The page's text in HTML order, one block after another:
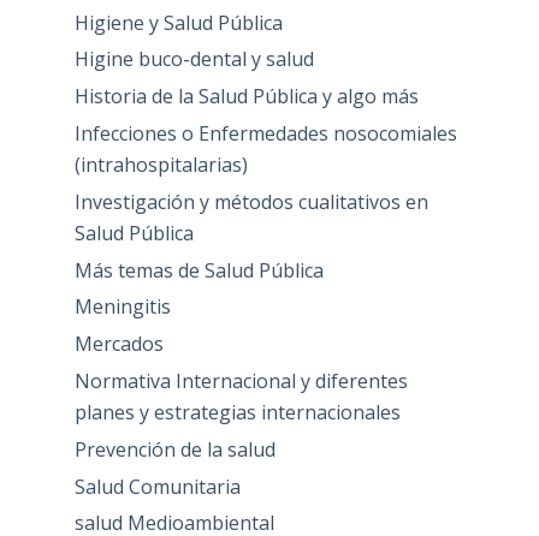
Higiene y Salud Pública
Higine buco-dental y salud
Historia de la Salud Pública y algo más
Infecciones o Enfermedades nosocomiales
(intrahospitalarias)
Investigación y métodos cualitativos en
Salud Pública
Más temas de Salud Pública
Meningitis
Mercados
Normativa Internacional y diferentes
planes y estrategias internacionales
Prevención de la salud
Salud Comunitaria
salud Medioambiental